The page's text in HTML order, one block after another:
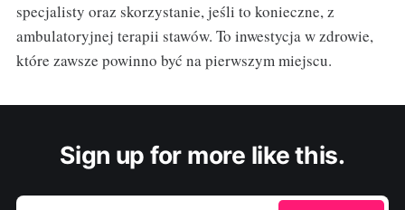
specjalisty oraz skorzystanie, jeśli to konieczne, z
ambulatoryjnej terapii stawów. To inwestycja w zdrowie,
które zawsze powinno być na pierwszym miejscu.
Sign up for more like this.